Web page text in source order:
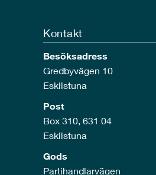
Kontakt
Besöksadress
Gredbyvägen 10
Eskilstuna
Post
Box 310, 631 04
Eskilstuna
Gods
Partihandlarvägen